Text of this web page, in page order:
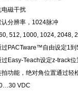
电磁干扰
认分辨率，1024脉冲
512, 1000, 1024, 2048,
过PACTware™自由设定1
过Easy-Teach设定z-track位
拍功能，绝对角位置通过轻
VDC